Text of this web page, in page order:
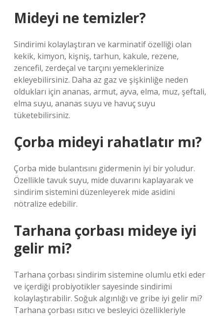
Mideyi ne temizler?
Sindirimi kolaylaştıran ve karminatif özelliği olan
kekik, kimyon, kişniş, tarhun, kakule, rezene,
zencefil, zerdeçal ve tarçını yemeklerinize
ekleyebilirsiniz. Daha az gaz ve şişkinliğe neden
oldukları için ananas, armut, ayva, elma, muz, şeftali,
elma suyu, ananas suyu ve havuç suyu
tüketebilirsiniz.
Çorba mideyi rahatlatır mı?
Çorba mide bulantısını gidermenin iyi bir yoludur.
Özellikle tavuk suyu, mide duvarını kaplayarak ve
sindirim sistemini düzenleyerek mide asidini
nötralize edebilir.
Tarhana çorbası mideye iyi
gelir mi?
Tarhana çorbası sindirim sistemine olumlu etki eder
ve içerdiği probiyotikler sayesinde sindirimi
kolaylaştırabilir. Soğuk algınlığı ve gribe iyi gelir mi?
Tarhana çorbası ısıtıcı ve besleyici özellikleriyle